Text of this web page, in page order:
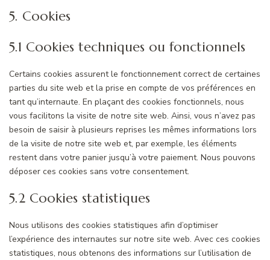
5. Cookies
5.1 Cookies techniques ou fonctionnels
Certains cookies assurent le fonctionnement correct de certaines
parties du site web et la prise en compte de vos préférences en
tant qu’internaute. En plaçant des cookies fonctionnels, nous
vous facilitons la visite de notre site web. Ainsi, vous n’avez pas
besoin de saisir à plusieurs reprises les mêmes informations lors
de la visite de notre site web et, par exemple, les éléments
restent dans votre panier jusqu’à votre paiement. Nous pouvons
déposer ces cookies sans votre consentement.
5.2 Cookies statistiques
Nous utilisons des cookies statistiques afin d’optimiser
l’expérience des internautes sur notre site web. Avec ces cookies
statistiques, nous obtenons des informations sur l’utilisation de